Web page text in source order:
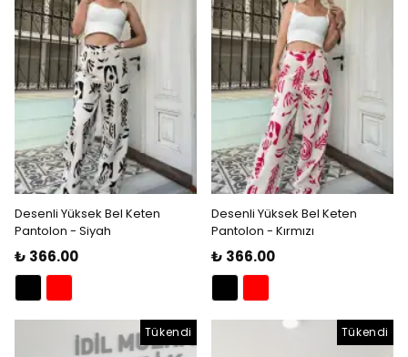
Desenli Yüksek Bel Keten
Pantolon - Siyah
₺ 366.00
Desenli Yüksek Bel Keten
Pantolon - Kırmızı
₺ 366.00
Tükendi Tükendi